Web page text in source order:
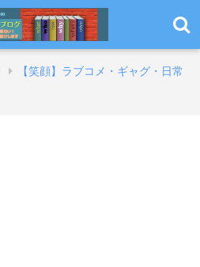
【笑顔】ラブコメ・ギャグ・日常